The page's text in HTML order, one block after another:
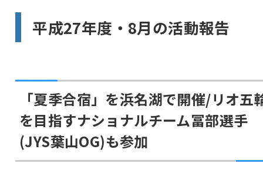
平成27年度・8月の活動報告
「夏季合宿」を浜名湖で開催/リオ五
を目指すナショナルチーム冨部選手
(JYS葉山OG)も参加